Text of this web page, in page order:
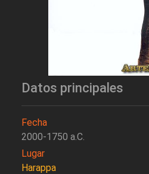
Datos principales
Fecha
2000-1750 a.C.
Lugar
Harappa